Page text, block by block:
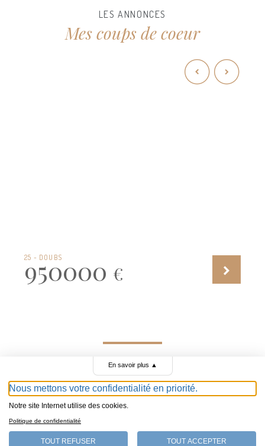
LES ANNONCES
Mes coups de coeur
25 - DOUBS
950000 €
TOUTES LES ANNONCES DE MAISONS D'HÔTES À
VENDRE
Le portail des hôtes
BLOG ET CONSEILS DE CATHERINE
En savoir plus ▲
Nous mettons votre confidentialité en priorité.
Notre site Internet utilise des cookies.
Politique de confidentialité
TOUT REFUSER TOUT ACCEPTER